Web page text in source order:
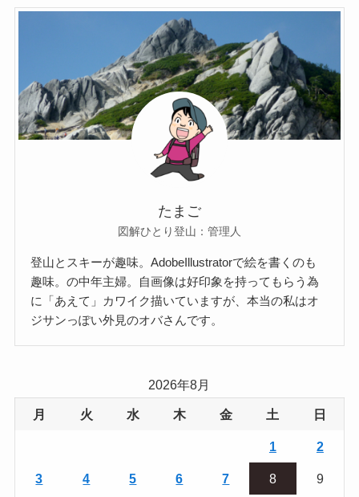
たまご
図解ひとり登山：管理人
登山とスキーが趣味。AdobeIllustratorで絵を書くのも
趣味。の中年主婦。自画像は好印象を持ってもらう為
に「あえて」カワイク描いていますが、本当の私はオ
ジサンっぽい外見のオバさんです。
2026年8月
月 火 水 木 金 土 日
1 2
3 4 5 6 7 8 9